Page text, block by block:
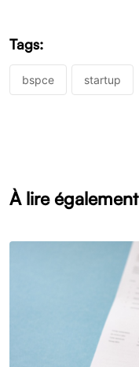
Tags:
bspce startup
À lire également